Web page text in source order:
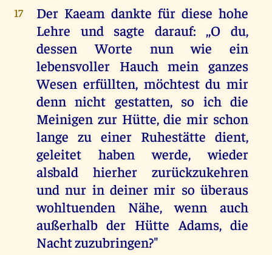
17
Der Kaeam dankte für diese hohe
Lehre und sagte darauf: ,,O du,
dessen Worte nun wie ein
lebensvoller Hauch mein ganzes
Wesen erfüllten, möchtest du mir
denn nicht gestatten, so ich die
Meinigen zur Hütte, die mir schon
lange zu einer Ruhestätte dient,
geleitet haben werde, wieder
alsbald hierher zurückzukehren
und nur in deiner mir so überaus
wohltuenden Nähe, wenn auch
außerhalb der Hütte Adams, die
Nacht zuzubringen?"